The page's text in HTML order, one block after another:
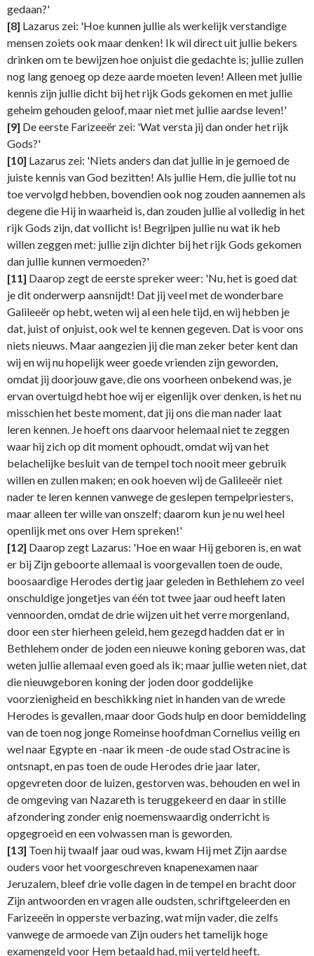
gedaan?'
[8] Lazarus zei: 'Hoe kunnen jullie als werkelijk verstandige
mensen zoiets ook maar denken! Ik wil direct uit jullie bekers
drinken om te bewijzen hoe onjuist die gedachte is; jullie zullen
nog lang genoeg op deze aarde moeten leven! Alleen met jullie
kennis zijn jullie dicht bij het rijk Gods gekomen en met jullie
geheim gehouden geloof, maar niet met jullie aardse leven!'
[9] De eerste Farizeeër zei: 'Wat versta jij dan onder het rijk
Gods?'
[10] Lazarus zei: 'Niets anders dan dat jullie in je gemoed de
juiste kennis van God bezitten! Als jullie Hem, die jullie tot nu
toe vervolgd hebben, bovendien ook nog zouden aannemen als
degene die Hij in waarheid is, dan zouden jullie al volledig in het
rijk Gods zijn, dat vollicht is! Begrijpen jullie nu wat ik heb
willen zeggen met: jullie zijn dichter bij het rijk Gods gekomen
dan jullie kunnen vermoeden?'
[11] Daarop zegt de eerste spreker weer: 'Nu, het is goed dat
je dit onderwerp aansnijdt! Dat jij veel met de wonderbare
Galileeër op hebt, weten wij al een hele tijd, en wij hebben je
dat, juist of onjuist, ook wel te kennen gegeven. Dat is voor ons
niets nieuws. Maar aangezien jij die man zeker beter kent dan
wij en wij nu hopelijk weer goede vrienden zijn geworden,
omdat jij doorjouw gave, die ons voorheen onbekend was, je
ervan overtuigd hebt hoe wij er eigenlijk over denken, is het nu
misschien het beste moment, dat jij ons die man nader laat
leren kennen. Je hoeft ons daarvoor helemaal niet te zeggen
waar hij zich op dit moment ophoudt, omdat wij van het
belachelijke besluit van de tempel toch nooit meer gebruik
willen en zullen maken; en ook hoeven wij de Galileeër niet
nader te leren kennen vanwege de geslepen tempelpriesters,
maar alleen ter wille van onszelf; daarom kun je nu wel heel
openlijk met ons over Hem spreken!'
[12] Daarop zegt Lazarus: 'Hoe en waar Hij geboren is, en wat
er bij Zijn geboorte allemaal is voorgevallen toen de oude,
boosaardige Herodes dertig jaar geleden in Bethlehem zo veel
onschuldige jongetjes van één tot twee jaar oud heeft laten
vennoorden, omdat de drie wijzen uit het verre morgenland,
door een ster hierheen geleid, hem gezegd hadden dat er in
Bethlehem onder de joden een nieuwe koning geboren was, dat
weten jullie allemaal even goed als ik; maar jullie weten niet, dat
die nieuwgeboren koning der joden door goddelijke
voorzienigheid en beschikking niet in handen van de wrede
Herodes is gevallen, maar door Gods hulp en door bemiddeling
van de toen nog jonge Romeinse hoofdman Cornelius veilig en
wel naar Egypte en -naar ik meen -de oude stad Ostracine is
ontsnapt, en pas toen de oude Herodes drie jaar later,
opgevreten door de luizen, gestorven was, behouden en wel in
de omgeving van Nazareth is teruggekeerd en daar in stille
afzondering zonder enig noemenswaardig onderricht is
opgegroeid en een volwassen man is geworden.
[13] Toen hij twaalf jaar oud was, kwam Hij met Zijn aardse
ouders voor het voorgeschreven knapenexamen naar
Jeruzalem, bleef drie volle dagen in de tempel en bracht door
Zijn antwoorden en vragen alle oudsten, schriftgeleerden en
Farizeeën in opperste verbazing, wat mijn vader, die zelfs
vanwege de armoede van Zijn ouders het tamelijk hoge
examengeld voor Hem betaald had, mij verteld heeft.